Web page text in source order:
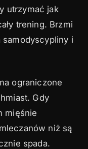
utrzymać jak
trening. Brzmi
i
ograniczone
Gdy
mięśnie
niż są
spada.